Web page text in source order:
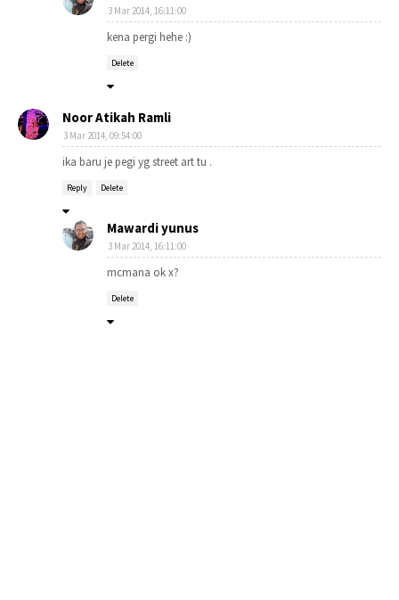
3 Mar 2014, 16:11:00
kena pergi hehe :)
Delete
Noor Atikah Ramli
3 Mar 2014, 09:54:00
ika baru je pegi yg street art tu .
Reply Delete
Mawardi yunus
3 Mar 2014, 16:11:00
mcmana ok x?
Delete